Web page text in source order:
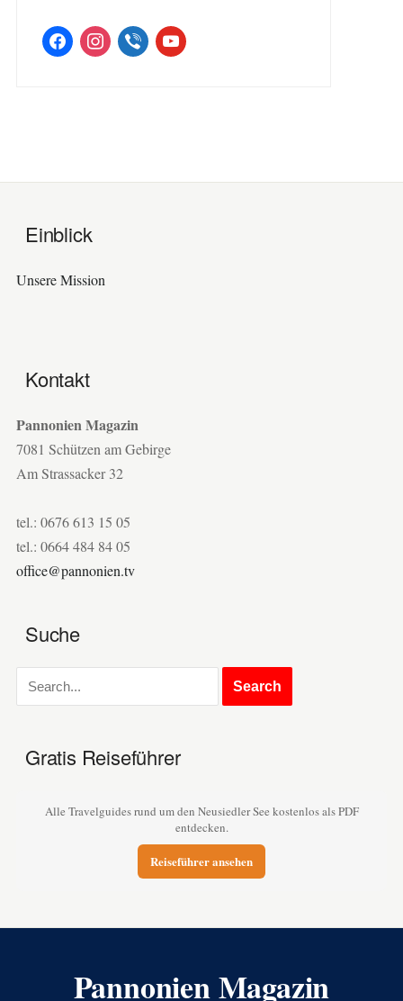
facebookinstagramviber youtube
Einblick
Unsere Mission
Kontakt
Pannonien Magazin
7081 Schützen am Gebirge
Am Strassacker 32
tel.: 0676 613 15 05
tel.: 0664 484 84 05
office@pannonien.tv
Suche
Gratis Reiseführer
Alle Travelguides rund um den Neusiedler See kostenlos als PDF
entdecken.
Reiseführer ansehen
Pannonien Magazin